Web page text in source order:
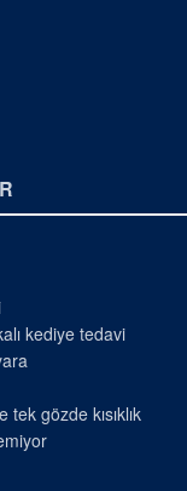
kediye tedavi
gözde kısıklık